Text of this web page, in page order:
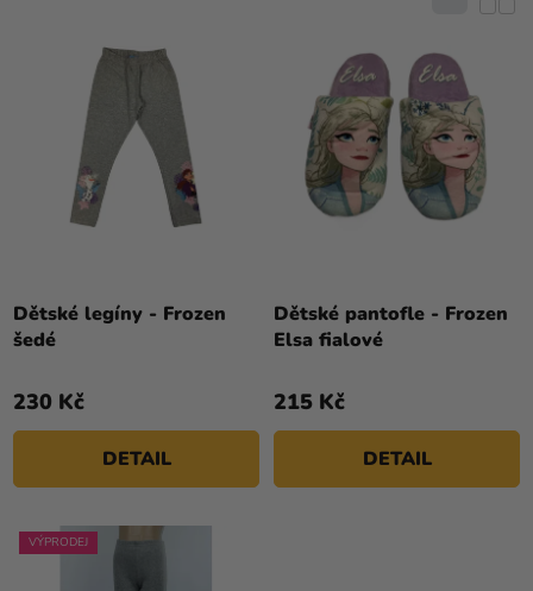
merch
Svátky
Kreativní
potřeby
Personalizované
Témata
Novinky
Ů
Dětské legíny - Frozen
šedé
230 Kč
DETAIL
Dětské pantofle - Frozen
Elsa fialové
215 Kč
DETAIL
VÝPRODEJ